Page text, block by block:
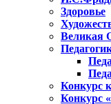
Здоровье
Великая
Конкурс
Конкурс